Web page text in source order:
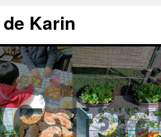
de Karin